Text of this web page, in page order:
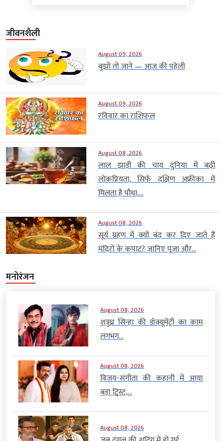
जीवनशैली
August 09, 2026
बुझो तो जाने — आज की पहेली
August 09, 2026
रविवार का राशिफल
August 08, 2026
लाल झाड़ी की चाय दुनिया में बढ़ी
लोकप्रियता, सिर्फ दक्षिण अफ्रीका में
मिलता है पौधा,...
August 08, 2026
सूर्य ग्रहण में क्यों बंद कर दिए जाते हैं
मंदिरों के कपाट? जानिए पूजा और...
मनोरंजन
August 08, 2026
शत्रुघ्न सिन्हा की डॉक्यूमेंट्री का काम
लगभग...
August 08, 2026
विजय-संगीता की कहानी में आया
बड़ा ट्विस्ट,...
August 08, 2026